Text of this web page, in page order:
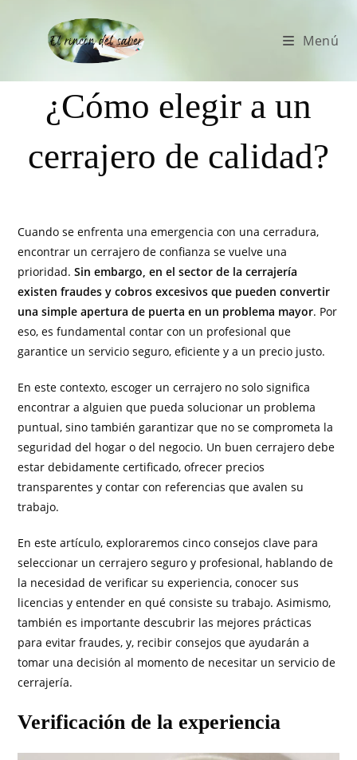
Menú
¿Cómo elegir a un
cerrajero de calidad?
Cuando se enfrenta una emergencia con una cerradura,
encontrar un cerrajero de confianza se vuelve una
prioridad.Sin embargo, en el sector de la cerrajería
existen fraudes y cobros excesivos que pueden convertir
una simple apertura de puerta en un problema mayor. Por
eso, es fundamental contar con un profesional que
garantice un servicio seguro, eficiente y a un precio justo.
En este contexto, escoger un cerrajero no solo significa
encontrar a alguien que pueda solucionar un problema
puntual, sino también garantizar que no se comprometa la
seguridad del hogar o del negocio. Un buen cerrajero debe
estar debidamente certificado, ofrecer precios
transparentes y contar con referencias que avalen su
trabajo.
En este artículo, exploraremos cinco consejos clave para
seleccionar un cerrajero seguro y profesional, hablando de
la necesidad de verificar su experiencia, conocer sus
licencias y entender en qué consiste su trabajo. Asimismo,
también es importante descubrir las mejores prácticas
para evitar fraudes, y, recibir consejos que ayudarán a
tomar una decisión al momento de necesitar un servicio de
cerrajería.
Verificación de la experiencia